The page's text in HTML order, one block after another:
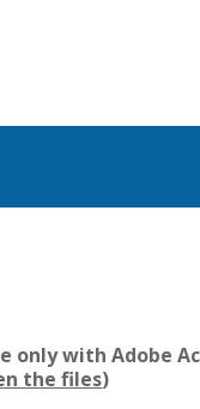
only with Adobe
the files)